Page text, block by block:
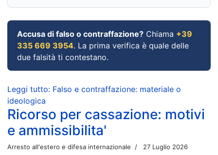
Accusa di falso o contraffazione? Chiama +39
335 669 3954. La prima verifica è quale delle
due falsità ti contestano.
Leggi tutto: Falso e contraffazione: materiale o
ideologica
Ricorso per cassazione: motivi
e ammissibilita'
Arresto all'estero e difesa internazionale 27 Luglio 2026